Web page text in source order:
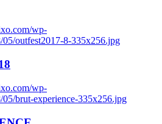
wp-
05/outfest2017-8-335x256.jpg
wp-
05/brut-experience-335x256.jpg